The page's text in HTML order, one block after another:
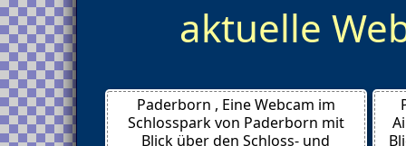
Hamburg
Istanbul
Friedrichsdorf
Zandvoort
Loosdrecht
Portlaoise
Djuma Game Reserve
aktuelle
Paderborn , Eine Webcam im
Schlosspark von Paderborn mit
Blick über den Schloss- und